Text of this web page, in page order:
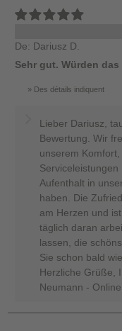
De: Dariusz D.
Sehr gut. Würden
Des détails indiquent
Lieber Dariusz,
Bewertung. Wir
unserem
Aufenthalt in
haben. Die
am Herzen und
täglich daran
lassen, die
Sie schon bald
Herzliche Grüße,
Neumann -